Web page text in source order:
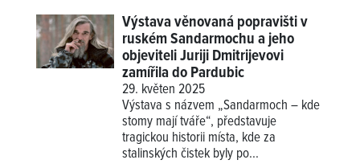
Výstava věnovaná popravišti v
ruském Sandarmochu a jeho
objeviteli Juriji Dmitrijevovi
zamířila do Pardubic
29. květen 2025
Výstava s názvem „Sandarmoch – kde
stomy mají tváře“, představuje
tragickou historii místa, kde za
stalinských čistek byly po...